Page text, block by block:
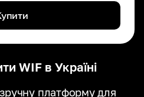
WIF в Україні
платформу для